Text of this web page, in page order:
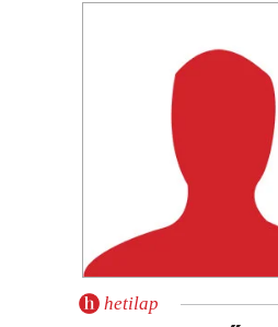
hetilap